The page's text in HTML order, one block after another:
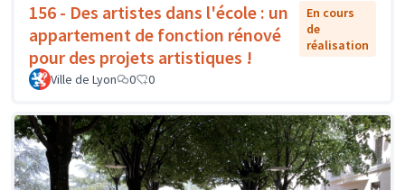
156 - Des artistes dans l'école : un
appartement de fonction rénové
pour des projets artistiques !
En cours
de
réalisation
Ville de Lyon 0 0